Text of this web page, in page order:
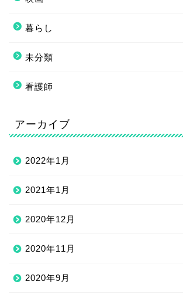
暮らし
未分類
看護師
アーカイブ
2022年1月
2021年1月
2020年12月
2020年11月
2020年9月